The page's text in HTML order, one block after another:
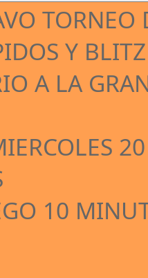
TORNEO
Y
A LA
10